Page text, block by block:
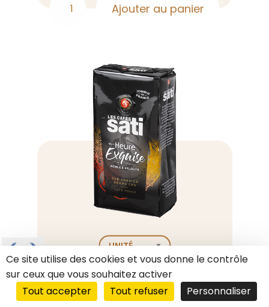
quantité
Spécial
grains
Ajouter au panier
Heure Exquise moulu 250g
Noble et velouté • légèrement
9.7/10
BASÉ SUR 2162 AVIS
Ce site utilise des cookies et vous donne le contrôle
sur ceux que vous souhaitez activer
Tout accepter
Tout refuser Personnaliser